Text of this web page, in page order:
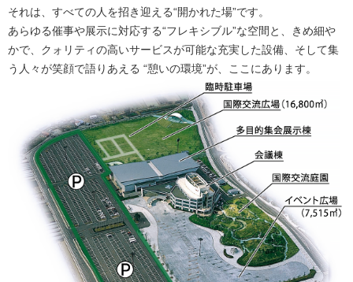
それは、すべての人を招き迎える“開かれた場”です。
あらゆる催事や展示に対応する“フレキシブル”な空間と、きめ細や
かで、クォリティの高いサービスが可能な充実した設備、そして集
う人々が笑顔で語りあえる “憩いの環境”が、ここにあります。